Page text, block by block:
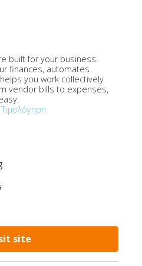
built for your business.
finances, automates
you work collectively
vendor bills to expenses,
Τιμολόγηση
site